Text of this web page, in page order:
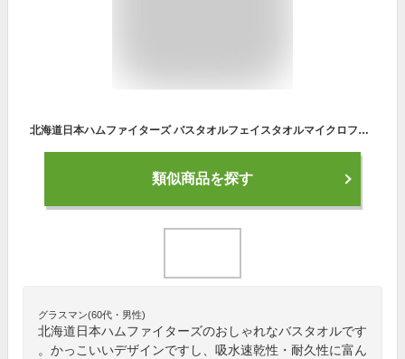
北海道日本ハムファイターズ バスタオルフェイスタオルマイクロファイバー タオル 80*130cm ホテル仕様 大判 高速吸水 速乾 耐久性 ふわふわ 肌触り
類似商品を探す
グラスマン(60代・男性)
北海道日本ハムファイターズのおしゃれなバスタオルです
。かっこいいデザインですし、吸水速乾性・耐久性に富ん